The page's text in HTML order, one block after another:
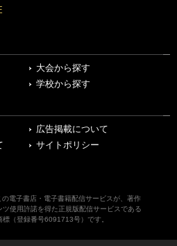
大会から探す
学校から探す
広告掲載について
サイトポリシー
電子書店・電子書籍配信サービスが、著作
ツ使用許諾を得た正規版配信サービスである
標（登録番号6091713号）です。